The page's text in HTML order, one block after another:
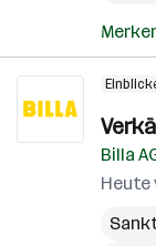
Billa